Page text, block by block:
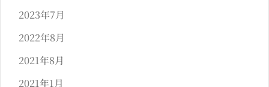
2023年7月
2022年8月
2021年8月
2021年1月